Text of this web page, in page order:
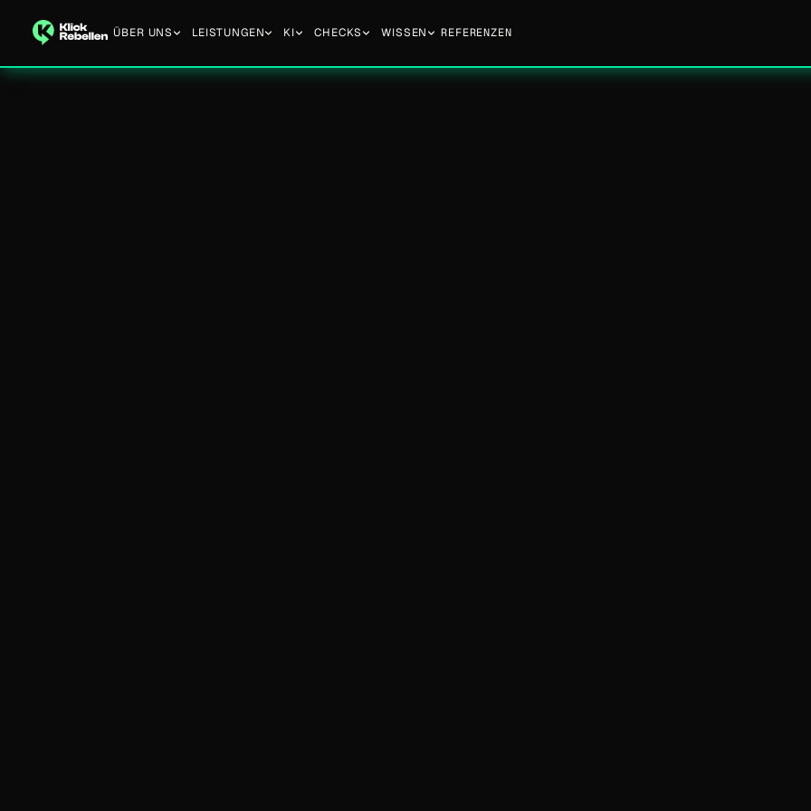
ÜBER UNS LEISTUNGEN KI CHECKS WISSEN REFERENZEN